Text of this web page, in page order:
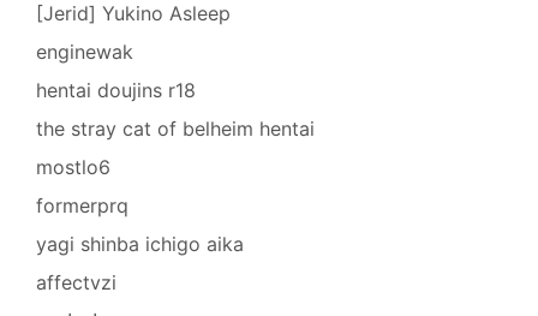
[Jerid] Yukino Asleep
enginewak
hentai doujins r18
the stray cat of belheim hentai
mostlo6
formerprq
yagi shinba ichigo aika
affectvzi